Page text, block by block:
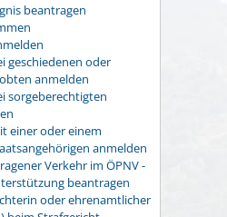
beantragen
geschiedenen oder
anmelden
sorgeberechtigten
einer oder einem
anmelden
Verkehr im ÖPNV -
beantragen
oder ehrenamtlicher